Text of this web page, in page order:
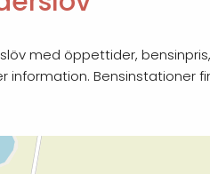
med öppettider,
Bensinstationer